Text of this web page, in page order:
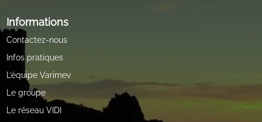
Informations
Contactez-nous
Infos pratiques
L’équipe Varimev
Le groupe
Le réseau VIDI